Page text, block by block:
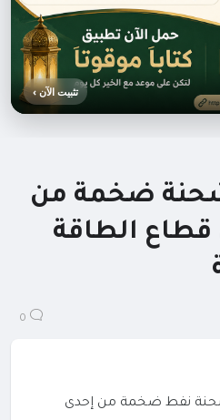
تثبيت الآن ›
ضخمة من
الطاقة
0
نفط ضخمة من إحدى